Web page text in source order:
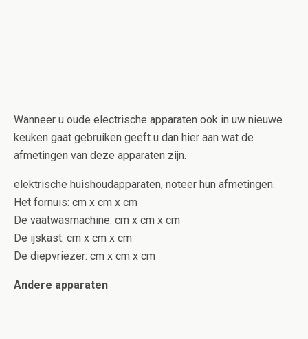
Wanneer u oude electrische apparaten ook in uw nieuwe
keuken gaat gebruiken geeft u dan hier aan wat de
afmetingen van deze apparaten zijn.
elektrische huishoudapparaten, noteer hun afmetingen.
Het fornuis: cm x cm x cm
De vaatwasmachine: cm x cm x cm
De ijskast: cm x cm x cm
De diepvriezer: cm x cm x cm
Andere apparaten